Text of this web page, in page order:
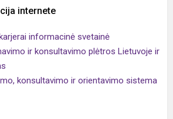
internete
informacinė svetainė
ir konsultavimo plėtros Lietuvoje ir
konsultavimo ir orientavimo sistema